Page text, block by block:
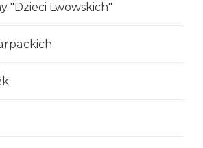
"Dzieci Lwowskich"